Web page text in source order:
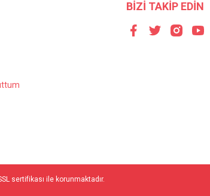
BİZİ TAKİP EDİN
sertifikası ile korunmaktadır.